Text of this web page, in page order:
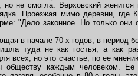
не смогла. Верховский женится
Проезжая мимо деревни, где
"Дело законное. Но только
в начале 70-х годов, в период
туда не как гостья, а как
всех, но это счастье, по ее
обществу каждым человеком.